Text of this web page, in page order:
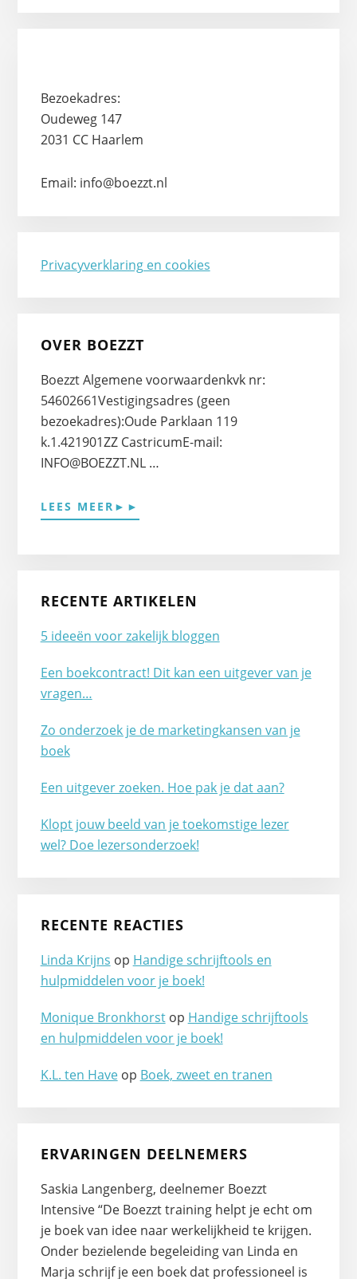
Bezoekadres:
Oudeweg 147
2031 CC Haarlem
Email: info@boezzt.nl
Privacyverklaring en cookies
OVER BOEZZT
Boezzt Algemene voorwaardenkvk nr:
54602661Vestigingsadres (geen
bezoekadres):Oude Parklaan 119
k.1.421901ZZ CastricumE-mail:
INFO@BOEZZT.NL …
LEES MEER►►
ZIJN
RECENTE ARTIKELEN
5 ideeën voor zakelijk bloggen
Een boekcontract! Dit kan een uitgever van je
vragen…
Zo onderzoek je de marketingkansen van je
boek
Een uitgever zoeken. Hoe pak je dat aan?
Klopt jouw beeld van je toekomstige lezer
wel? Doe lezersonderzoek!
RECENTE REACTIES
Linda Krijns op Handige schrijftools en
hulpmiddelen voor je boek!
Monique Bronkhorstop Handige schrijftools
en hulpmiddelen voor je boek!
K.L. ten Haveop Boek, zweet en tranen
ERVARINGEN DEELNEMERS
Saskia Langenberg, deelnemer Boezzt
Intensive “De Boezzt training helpt je echt om
je boek van idee naar werkelijkheid te krijgen.
Onder bezielende begeleiding van Linda en
Marja schrijf je een boek dat professioneel is